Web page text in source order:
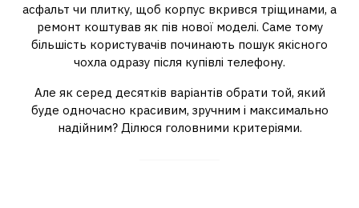
асфальт чи плитку, щоб корпус вкрився тріщинами, а
ремонт коштував як пів нової моделі. Саме тому
більшість користувачів починають пошук якісного
чохла одразу після купівлі телефону.
Але як серед десятків варіантів обрати той, який
буде одночасно красивим, зручним і максимально
надійним? Ділюся головними критеріями.